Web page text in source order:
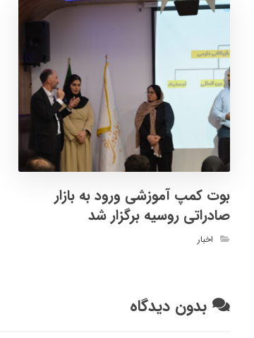
بوت کمپ آموزشی ورود به بازار
صادراتی روسیه برگزار شد
اخبار
بدون دیدگاه